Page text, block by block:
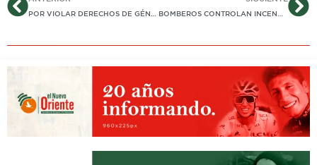
POR VIOLAR DERECHOS DE GÉNERO, ADMITEN DEMANDA A ELECCIÓN DE ALIRIO EN MESA DIRECTIVA DEL SENADO BOMBEROS CONTROLAN INCENDIO EN CPF DE CUSIANA LUEGO DE ESTALLIDO DE TANQUE